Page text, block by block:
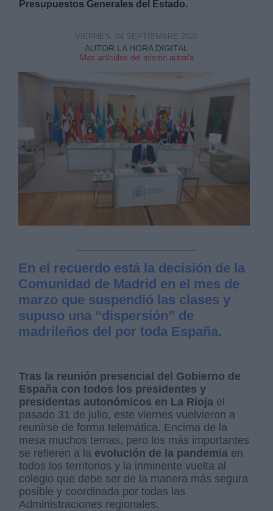
Presupuestos Generales del Estado.
AUTOR LA HORA DIGITAL
Mas artículos del mismo autor/a
VIERNES, 04 SEPTIEMBRE 2020
En el recuerdo está la decisión de la
Comunidad de Madrid en el mes de
marzo que suspendió las clases y
supuso una “dispersión” de
madrileños del por toda España.
Tras la reunión presencial del Gobierno de
España con todos los presidentes y
presidentas autonómicos en La Rioja el
pasado 31 de julio, este viernes vuelvieron a
reunirse de forma telemática. Encima de la
mesa muchos temas, pero los más importantes
se refieren a la evolución de la pandemia en
todos los territorios y la inminente vuelta al
colegio que debe ser de la manera más segura
posible y coordinada por todas las
Administraciones regionales.